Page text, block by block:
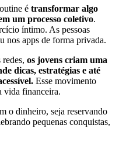
é transformar algo
um processo coletivo.
íntimo. As pessoas
nos apps de forma privada.
os jovens criam uma
dicas, estratégias e até
Esse movimento
vida financeira.
o dinheiro, seja reservando
pequenas conquistas,